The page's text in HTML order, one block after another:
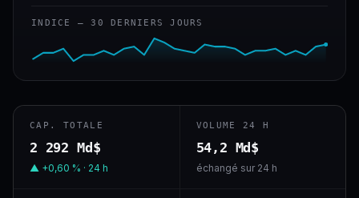
INDICE — 30 DERNIERS JOURS
CAP. TOTALE
2 292 Md$
▲ +0,60 % · 24 h
VOLUME 24 H
54,2 Md$
échangé sur 24 h